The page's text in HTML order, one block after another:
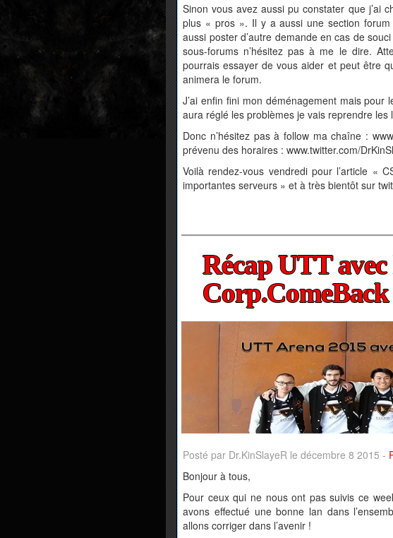
Sinon vous avez aussi pu constater que j’ai
plus « pros ». Il y a aussi une section
aussi poster d’autre demande en cas de
sous-forums n’hésitez pas à me le dire.
pourrais essayer de vous aider et peut être
animera le forum.
J’ai enfin fini mon déménagement mais pour
aura réglé les problèmes je vais reprendre les
Donc n’hésitez pas à follow ma chaîne :
prévenu des horaires : www.twitter.com/
Voilà rendez-vous vendredi pour l’article «
importantes serveurs » et à très bientôt sur
Récap UTT
Posté par Dr.KinSlayeR le décembre 8 2015 -
Bonjour à tous,
Pour ceux qui ne nous ont pas suivis ce
avons effectué une bonne lan dans
allons corriger dans l’avenir !